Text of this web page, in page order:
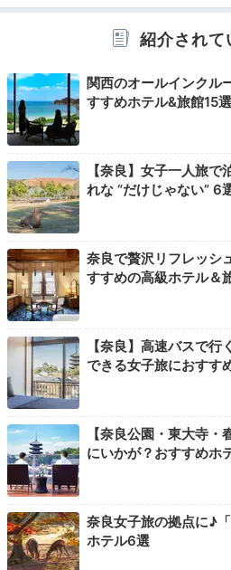
miho826ohim
部屋にバースデーケーキを運んでもら
してもらいました。また、ラウンジの
持ち込めたので、スパークリングワイ
した。
Breakfast
08:00
大和野菜に奈良産米
郷土の味が並ぶ朝食
紹介されて
関西のオールインクル
すすめホテル&旅館15選
【奈良】女子一人旅
れな “だけじゃない” 6
奈良で贅沢リフレッシ
すすめの高級ホテル＆
【奈良】高速バスで
できる女子旅におすす
【奈良公園・東大寺
にいかが？おすすめホ
奈良女子旅の拠点に♪
ホテル6選